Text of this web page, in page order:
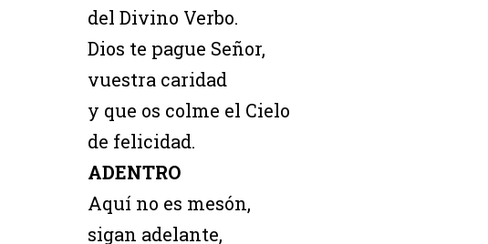
del Divino Verbo.
Dios te pague Señor,
vuestra caridad
y que os colme el Cielo
de felicidad.
ADENTRO
Aquí no es mesón,
sigan adelante,